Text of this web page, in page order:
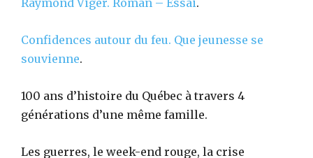
Confidences autour du feu. Que jeunesse se
souvienne.
100 ans d’histoire du Québec à travers 4
générations d’une même famille.
Les guerres, le week-end rouge, la crise